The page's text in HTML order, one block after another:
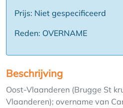
Prijs: Niet gespecificeerd
Reden: OVERNAME
Beschrijving
Oost-Vlaanderen (Brugge St
Vlaanderen); overname van